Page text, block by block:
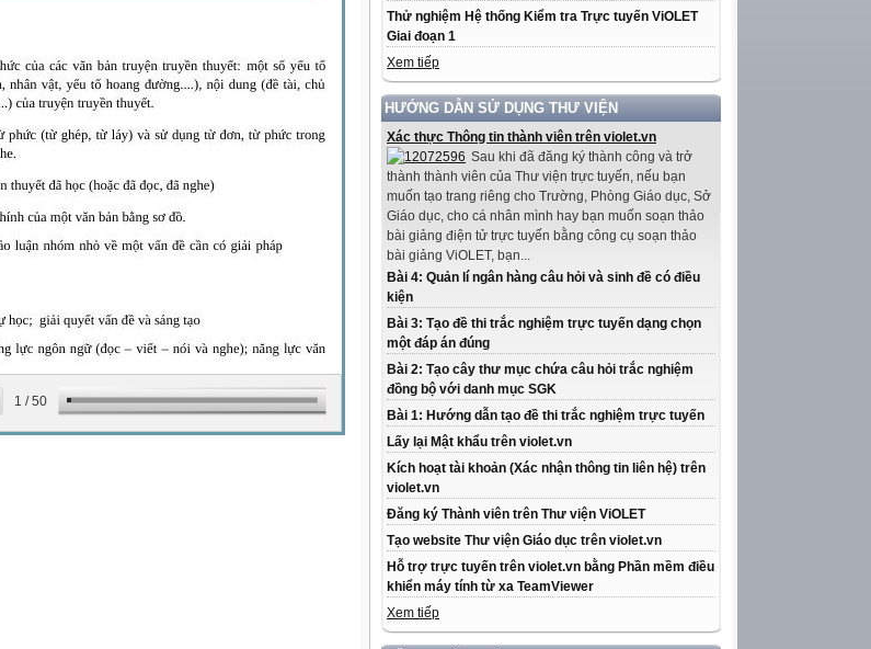
Thử nghiệm Hệ thống Kiểm tra Trực tuyến ViOLET
Giai đoạn 1
Xem tiếp
HƯỚNG DẪN SỬ DỤNG THƯ VIỆN
Xác thực Thông tin thành viên trên violet.vn
Sau khi đã đăng ký thành công và trở
thành thành viên của Thư viện trực tuyến, nếu bạn
muốn tạo trang riêng cho Trường, Phòng Giáo dục, Sở
Giáo dục, cho cá nhân mình hay bạn muốn soạn thảo
bài giảng điện tử trực tuyến bằng công cụ soạn thảo
bài giảng ViOLET, bạn...
Bài 4: Quản lí ngân hàng câu hỏi và sinh đề có điều
kiện
Bài 3: Tạo đề thi trắc nghiệm trực tuyến dạng chọn
một đáp án đúng
Bài 2: Tạo cây thư mục chứa câu hỏi trắc nghiệm
đồng bộ với danh mục SGK
Bài 1: Hướng dẫn tạo đề thi trắc nghiệm trực tuyến
Lấy lại Mật khẩu trên violet.vn
Kích hoạt tài khoản (Xác nhận thông tin liên hệ) trên
violet.vn
Đăng ký Thành viên trên Thư viện ViOLET
Tạo website Thư viện Giáo dục trên violet.vn
Hỗ trợ trực tuyến trên violet.vn bằng Phần mềm điều
khiển máy tính từ xa TeamViewer
Xem tiếp
1 /50